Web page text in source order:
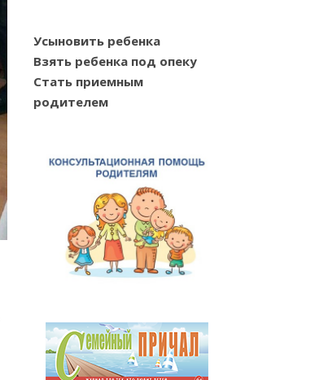
Усыновить ребенка
Взять ребенка под опеку
Стать приемным
родителем